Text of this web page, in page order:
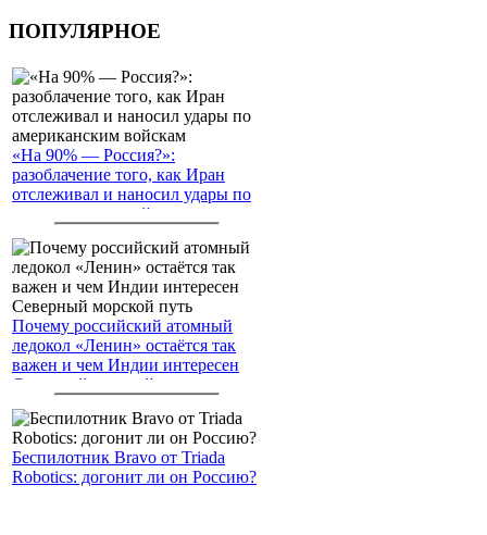
ПОПУЛЯРНОЕ
«На 90% — Россия?»:
разоблачение того, как Иран
отслеживал и наносил удары по
американским войскам
Почему российский атомный
ледокол «Ленин» остаётся так
важен и чем Индии интересен
Северный морской путь
Беспилотник Bravo от Triada
Robotics: догонит ли он Россию?